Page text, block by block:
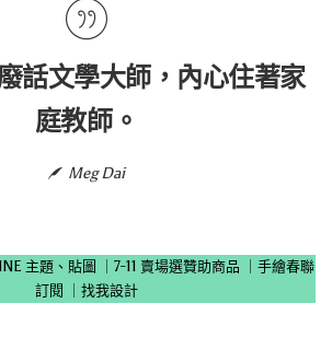
話文學大師，內心住著家
庭教師。
Meg Dai
主題、貼圖 7-11 賣場選贊助商品
手繪春聯
訂閱
找我設計